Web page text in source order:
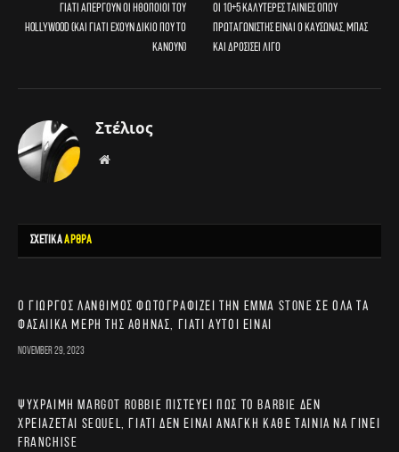
Γιατί απεργούν οι ηθοποιοί του
Hollywood (και γιατί έχουν δίκιο που το
κάνουν)
Οι 10+5 καλύτερες ταινίες όπου
πρωταγωνιστής είναι ο καύσωνας, μπας
και δροσίσει λίγο
Στέλιος
Website
ΣΧΕΤΙΚΑΑΡΘΡΑ
Ο Γιώργος Λάνθιμος φωτογραφίζει την Emma Stone σε όλα τα
φασαίικα μέρη της Αθήνας, γιατί αυτοί είναι
November 29, 2023
Ψύχραιμη Margot Robbie πιστεύει πως το Barbie δεν
χρειάζεται sequel, γιατί δεν είναι ανάγκη κάθε ταινία να γίνει
franchise